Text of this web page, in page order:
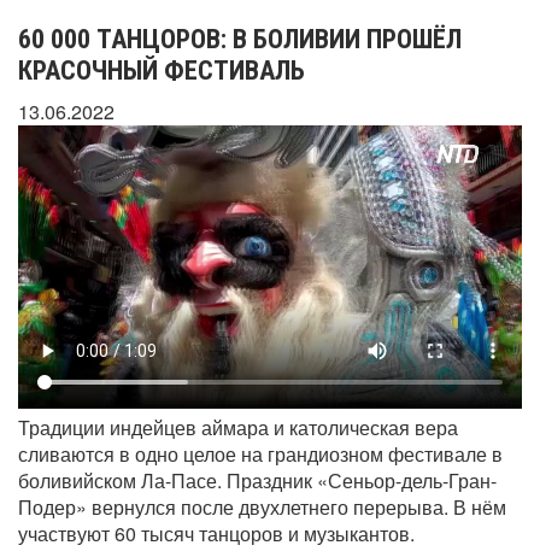
60 000 ТАНЦОРОВ: В БОЛИВИИ ПРОШЁЛ
КРАСОЧНЫЙ ФЕСТИВАЛЬ
13.06.2022
Традиции индейцев аймара и католическая вера
сливаются в одно целое на грандиозном фестивале в
боливийском Ла-Пасе. Праздник «Сеньор-дель-Гран-
Подер» вернулся после двухлетнего перерыва. В нём
участвуют 60 тысяч танцоров и музыкантов.